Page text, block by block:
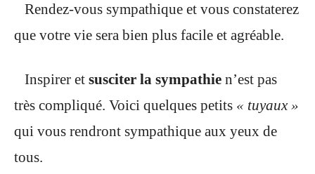
Rendez-vous sympathique et vous constaterez
que votre vie sera bien plus facile et agréable.
Inspirer et susciter la sympathie n’est pas
très compliqué. Voici quelques petits « tuyaux »
qui vous rendront sympathique aux yeux de
tous.